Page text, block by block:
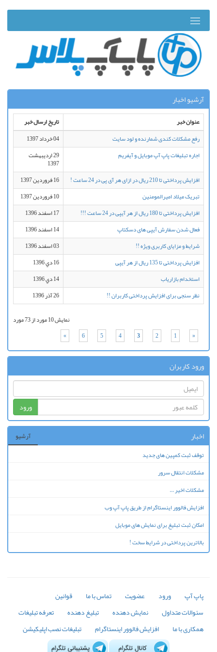
آرشیو اخبار
عنوان خبر
تاریخ ارسال خبر
رفع مشکلات کندی شمارنده و لود سایت
04 خرداد 1397
اجاره تبلیغات پاپ آپ موبایل و آیفریم
29 ارديبهشت
1397
افزایش پرداختی تا 210 ریال در ازای هر آی پی در 24 ساعت !
16 فروردين 1397
تبریک میلاد امیرالمومنین
10 فروردين 1397
افزایش پرداختی تا 180 ریال از هر آیپی در 24 ساعت !!!
17 اسفند 1396
فعال شدن سفارش آیپی های دسکتاپ
14 اسفند 1396
شرایط و مزایای کاربری ویژه !!
03 اسفند 1396
افزایش پرداختی تا 135 ریال از هر آیپی
16 دي 1396
استخدام بازاریاب
14 دي 1396
نظر سنجی برای افزایش پرداختی کاربران !!
26 آذر 1396
نمایش 10 مورد از 73 مورد
«
1
2
3
4
5
6
»
ورود کاربران
ورود
اخبار آرشیو
توقف ثبت کمپین های جدید
مشکلات انتقال سرور
مشکلات اخیر ...
افزایش فالوور اینستاگرام از طریق پاپ آپ وب
امکان ثبت تبلیغ برای نمایش های موبایل
بالاترین پرداختی در شرایط سخت !
پاپ آپ ورود عضویت تماس با ما
قوانین
سئوالات متداول
نمایش دهنده تبلیغ دهنده
تعرفه تبلیغات
همکاری با ما
افزایش فالوور اینستاگرام تبلیغات نصب اپلیکیشن